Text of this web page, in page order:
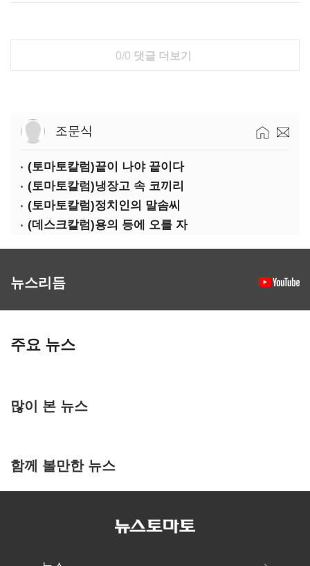
0/0 댓글 더보기
조문식
(토마토칼럼)끝이 나야 끝이다
(토마토칼럼)냉장고 속 코끼리
(토마토칼럼)정치인의 말솜씨
(데스크칼럼)용의 등에 오를 자
뉴스리듬
주요 뉴스
많이 본 뉴스
함께 볼만한 뉴스